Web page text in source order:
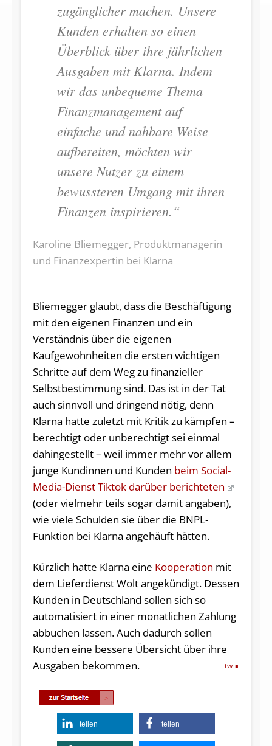
zugänglicher machen. Unsere
Kunden erhalten so einen
Überblick über ihre jährlichen
Ausgaben mit Klarna. Indem
wir das unbequeme Thema
Finanzmanagement auf
einfache und nahbare Weise
aufbereiten, möchten wir
unsere Nutzer zu einem
bewussteren Umgang mit ihren
Finanzen inspirieren.“
Karoline Bliemegger, Produktmanagerin
und Finanzexpertin bei Klarna
Bliemegger glaubt, dass die Beschäftigung
mit den eigenen Finanzen und ein
Verständnis über die eigenen
Kaufgewohnheiten die ersten wichtigen
Schritte auf dem Weg zu finanzieller
Selbstbestimmung sind. Das ist in der Tat
auch sinnvoll und dringend nötig, denn
Klarna hatte zuletzt mit Kritik zu kämpfen –
berechtigt oder unberechtigt sei einmal
dahingestellt – weil immer mehr vor allem
junge Kundinnen und Kunden beim Social-
Media-Dienst Tiktok darüber berichteten
(oder vielmehr teils sogar damit angaben),
wie viele Schulden sie über die BNPL-
Funktion bei Klarna angehäuft hätten.
Kürzlich hatte Klarna eine Kooperation mit
dem Lieferdienst Wolt angekündigt. Dessen
Kunden in Deutschland sollen sich so
automatisiert in einer monatlichen Zahlung
abbuchen lassen. Auch dadurch sollen
Kunden eine bessere Übersicht über ihre
Ausgaben bekommen.
tw
teilen teilen